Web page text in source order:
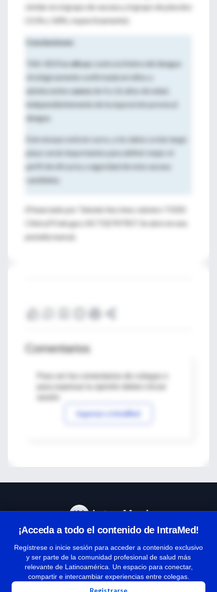
similar en el grupo de vacuna y el grupo de placebo
(3.1% y 3.8%, respectivamente).
Conclusiones
TAK-003 fueeficaz contra la fiebre del dengue
virológicamente confirmada en niños y
adolescentes sanosde 4 a 16 años de edad,
independientemente de la exposición previa al
dengue.
Este ensayo está en curso, y los datos a más largo
plazo serán importantes para definir mejor el
perfil de eficacia y seguridad de esta vacuna
candidata.
(Financiado por Takeda Vaccines; número TIDES
ClinicalTrials.gov, NCT02747927. Se abre en una
pestaña nueva).
Comentarios
Para ver los comentarios de colegas o
Ingresar a IntraMed
¡Acceda a todo el contenido de IntraMed!
Regístrese o inicie sesión para acceder a contenido exclusivo
y ser parte de la comunidad profesional de salud más
relevante de Latinoamérica. Un espacio para conectar,
compartir e intercambiar experiencias entre colegas.
Registrarse
Términos y condiciones
| Políticas de privacidad